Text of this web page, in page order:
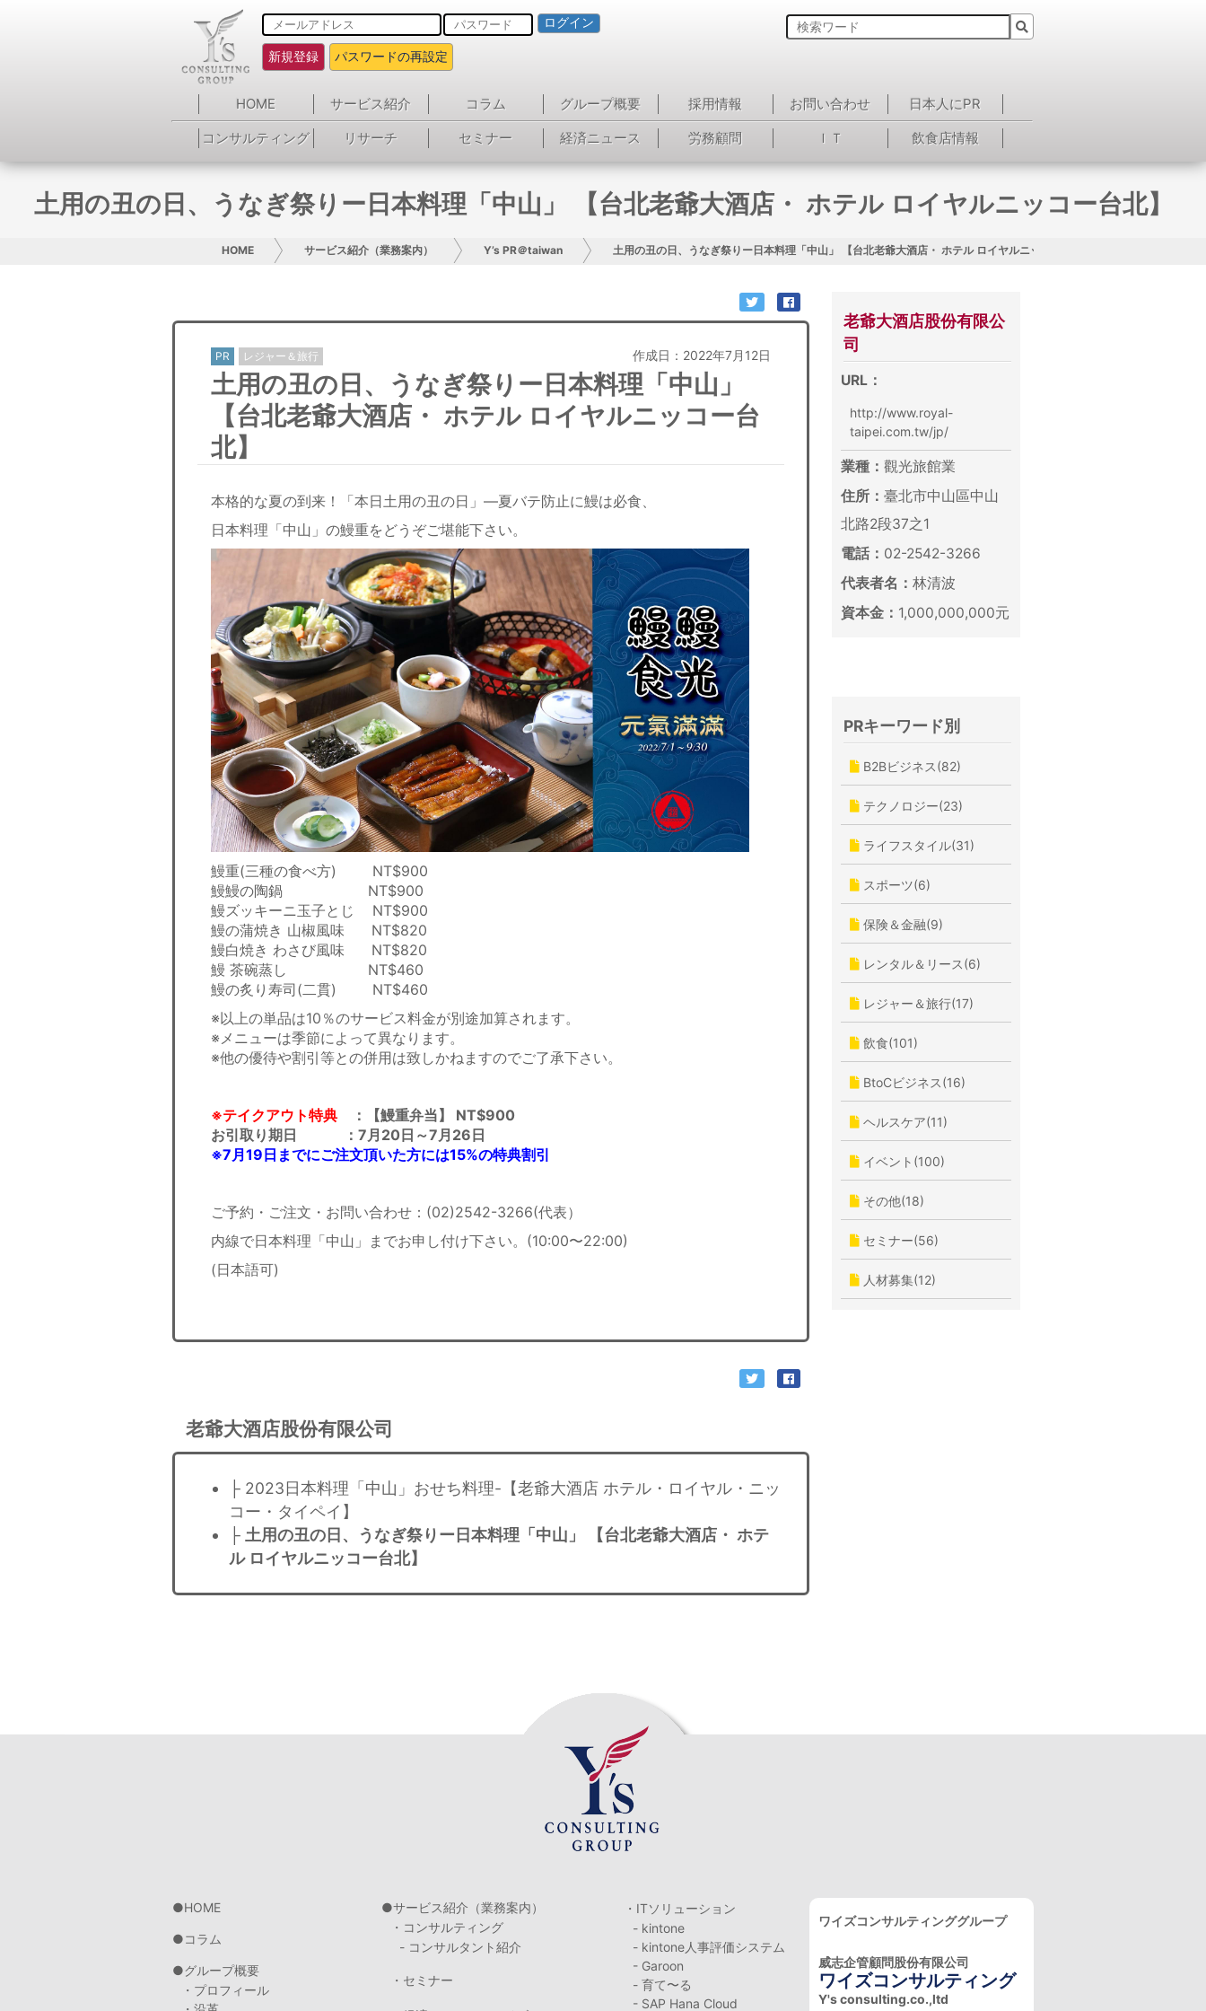
ログイン
新規登録 パスワードの再設定
HOME サービス紹介 コラム グループ概要 採用情報 お問い合わせ
日本人にPR
コンサルティング
リサーチ セミナー 経済ニュース 労務顧問 ＩＴ 飲食店情報
土用の丑の日、うなぎ祭りー日本料理「中山」 【台北老爺大酒店・ ホテル ロイヤルニッコー台北】
HOME サービス紹介（業務案内） Y’s PR＠taiwan 土用の丑の日、うなぎ祭りー日本料理「中山」 【台北老爺大酒店・ ホテル ロイヤルニッコー台北】
PR レジャー＆旅行 作成日：2022年7月12日
土用の丑の日、うなぎ祭りー日本料理「中山」
【台北老爺大酒店・ ホテル ロイヤルニッコー台
北】
本格的な夏の到来！「本日土用の丑の日」―夏バテ防止に鰻は必食、
日本料理「中山」の鰻重をどうぞご堪能下さい。
鰻重(三種の食べ方) NT$900
鰻鰻の陶鍋 NT$900
鰻ズッキーニ玉子とじ NT$900
鰻の蒲焼き 山椒風味 NT$820
鰻白焼き わさび風味 NT$820
鰻 茶碗蒸し NT$460
鰻の炙り寿司(二貫) NT$460
※以上の単品は10％のサービス料金が別途加算されます。
※ メニューは季節によって異なります。
※他の優待や割引等との併用は致しかねますのでご了承下さい。
※テイクアウト特典
：【鰻重弁当】 NT$900
お引取り期日 ：7月20日～7月26日
※7月19日までにご注文頂いた方には15%の特典割引
ご予約・ご注文・お問い合わせ：(02)2542-3266(代表）
内線で日本料理「中山」までお申し付け下さい。(10:00〜22:00)
(日本語可)
老爺大酒店股份有限公司
├ 2023日本料理「中山」おせち料理-【老爺大酒店 ホテル・ロイヤル・ニッ
コー・タイペイ】
├ 土用の丑の日、うなぎ祭りー日本料理「中山」 【台北老爺大酒店・ ホテ
ル ロイヤルニッコー台北】
老爺大酒店股份有限公
司
URL：
http://www.royal-
taipei.com.tw/jp/
業種： 觀光旅館業
住所： 臺北市中山區中山
北路2段37之1
電話： 02-2542-3266
代表者名： 林清波
資本金： 1,000,000,000元
PRキーワード別
B2Bビジネス(82)
テクノロジー(23)
ライフスタイル(31)
スポーツ(6)
保険＆金融(9)
レンタル＆リース(6)
レジャー＆旅行(17)
飲食(101)
BtoCビジネス(16)
ヘルスケア(11)
イベント(100)
その他(18)
セミナー(56)
人材募集(12)
HOME
コラム
グループ概要
・プロフィール
サービス紹介（業務案内）
・コンサルティング
- コンサルタント紹介
・セミナー
・ITソリューション
- kintone
- kintone人事評価システム
- Garoon
- 育て〜る
- SAP Hana Cloud
ワイズコンサルティンググループ
威志企管顧問股份有限公司
ワイズコンサルティング
Y's consulting.co.,ltd